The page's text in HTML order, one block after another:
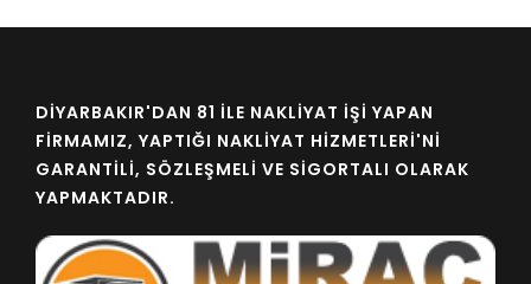
DIYARBAKIR'DAN 81 İLE NAKLIYAT İŞI YAPAN
FIRMAMIZ, YAPTIĞI NAKLIYAT HIZMETLERI'NI
GARANTILI, SÖZLEŞMELI VE SIGORTALI OLARAK
YAPMAKTADIR.